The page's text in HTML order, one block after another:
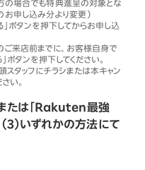
の場合でも特典進呈の対象とな
お申し込み分より変更）
ボタンを押下してからお申し込
来店前までに、お客様自身で
ボタンを押下してください。
タッフにチラシまたは本キャン
い。
たは「Rakuten最強
3）いずれかの方法にて